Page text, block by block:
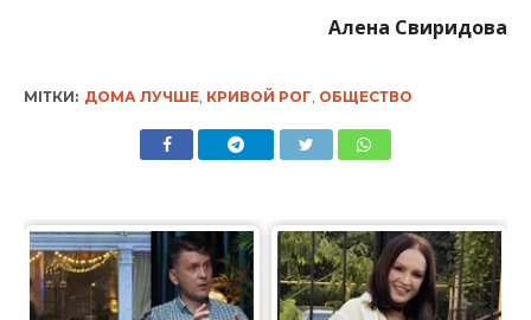
Алена Свиридова
МІТКИ: ДОМА ЛУЧШЕ, КРИВОЙ РОГ, ОБЩЕСТВО